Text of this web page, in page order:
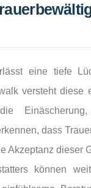
eine tiefe
versteht
dass
Akzeptanz dieser
können